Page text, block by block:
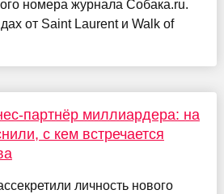
номера журнала Собака.ru.
от Saint Laurent и Walk of
партнёр миллиардера: на
с кем встречается
личность нового